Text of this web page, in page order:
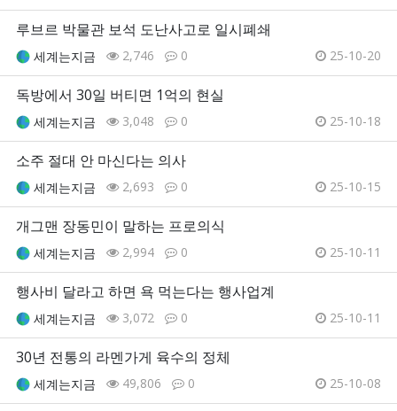
루브르 박물관 보석 도난사고로 일시폐쇄
세계는지금 2,746 0 25-10-20
독방에서 30일 버티면 1억의 현실
세계는지금 3,048 0 25-10-18
소주 절대 안 마신다는 의사
세계는지금 2,693 0 25-10-15
개그맨 장동민이 말하는 프로의식
세계는지금 2,994 0 25-10-11
행사비 달라고 하면 욕 먹는다는 행사업계
세계는지금 3,072 0 25-10-11
30년 전통의 라멘가게 육수의 정체
세계는지금 49,806 0 25-10-08